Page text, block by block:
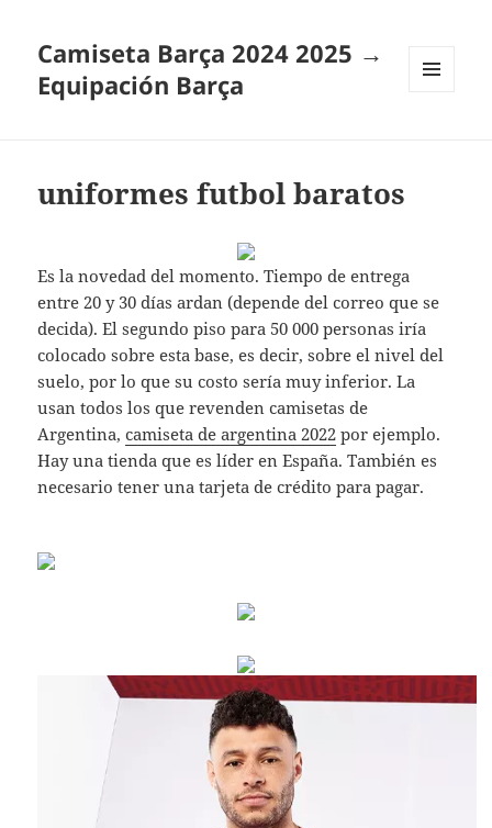
Camiseta Barça 2024 2025 →
Equipación Barça
uniformes futbol baratos
Es la novedad del momento. Tiempo de entrega
entre 20 y 30 días ardan (depende del correo que se
decida). El segundo piso para 50 000 personas iría
colocado sobre esta base, es decir, sobre el nivel del
suelo, por lo que su costo sería muy inferior. La
usan todos los que revenden camisetas de
Argentina,camiseta de argentina 2022 por ejemplo.
Hay una tienda que es líder en España. También es
necesario tener una tarjeta de crédito para pagar.